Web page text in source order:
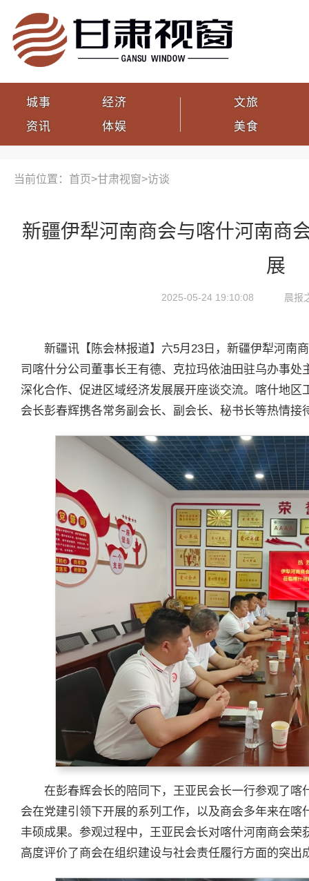
城事
资讯
经济
体娱
文旅
美食
当前位置：首页>甘肃视窗>访谈
新疆伊犁河南商会与喀什河南商
展
2025-05-24 19:10:08 晨报
新疆讯【陈会林报道】六5月23日，新疆伊犁河南
司喀什分公司董事长王有德、克拉玛依油田驻乌办事
深化合作、促进区域经济发展展开座谈交流。喀什地
会长彭春辉携各常务副会长、副会长、秘书长等热情接
在彭春辉会长的陪同下，王亚民会长一行参观了
会在党建引领下开展的系列工作，以及商会多年来在
丰硕成果。参观过程中，王亚民会长对喀什河南商会荣
高度评价了商会在组织建设与社会责任履行方面的突出